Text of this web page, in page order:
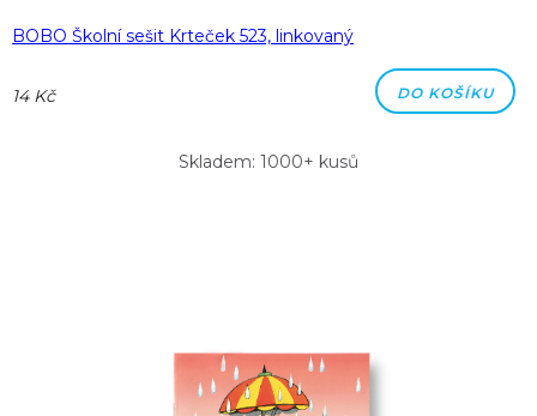
BOBO Školní sešit Krteček 523, linkovaný
14 Kč DO KOŠÍKU
Skladem: 1000+ kusů